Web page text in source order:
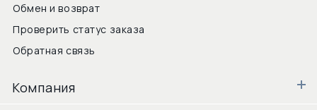
Обмен и возврат
Проверить статус заказа
Обратная связь
Компания